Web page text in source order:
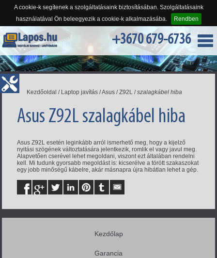
A cookie-k segítenek a szolgáltatásaink biztosításában. Szolgáltatásaink
használatával Ön beleegyezik a cookie-k alkalmazásába.
Rendben
+3670 679-6736
Kezdőoldal / Laptop javítás /Asus /Z92L /szalagkábel hiba
Asus Z92L szalagkábel hiba
Asus Z92L esetén leginkább arról ismerhető meg, hogy a kijelző
nyitási szögének változtatására jelentkezik, romlik el vagy javul meg.
Alapvetően cserével lehet megoldani, viszont ezt általában rendelni
kell. Mi tudunk gyorsabb megoldást is: kicserélve a törött szakaszokat
egy jobb minőségű kábelre, akár másnapra újra hibátlan lehet a gép.
Kezdőlap
Garancia